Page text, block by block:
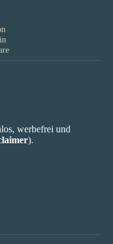
werbefrei und
).